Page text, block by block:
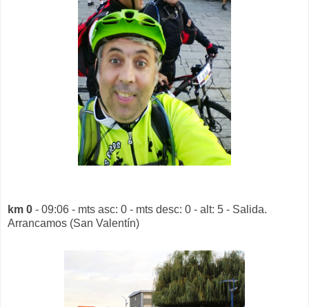
km 0 - 09:06 - mts asc: 0 - mts desc: 0 - alt: 5 - Salida.
Arrancamos (San Valentín)